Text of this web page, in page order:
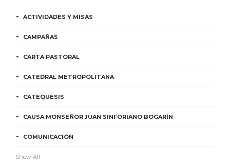
ACTIVIDADES Y MISAS
CAMPAÑAS
CARTA PASTORAL
CATEDRAL METROPOLITANA
CATEQUESIS
CAUSA MONSEÑOR JUAN SINFORIANO BOGARÍN
COMUNICACIÓN
Show All